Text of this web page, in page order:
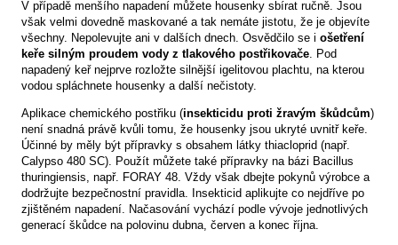
V případě menšího napadení můžete housenky sbírat ručně. Jsou
však velmi dovedně maskované a tak nemáte jistotu, že je objevíte
všechny. Nepolevujte ani v dalších dnech. Osvědčilo se i ošetření
keře silným proudem vody z tlakového postřikovače . Pod
napadený keř nejprve rozložte silnější igelitovou plachtu, na kterou
vodou spláchnete housenky a další nečistoty.
Aplikace chemického postřiku (insekticidu proti žravým škůdcům)
není snadná právě kvůli tomu, že housenky jsou ukryté uvnitř keře.
Účinné by měly být přípravky s obsahem látky thiacloprid (např.
Calypso 480 SC). Použít můžete také přípravky na bázi Bacillus
thuringiensis, např. FORAY 48. Vždy však dbejte pokynů výrobce a
dodržujte bezpečnostní pravidla. Insekticid aplikujte co nejdříve po
zjištěném napadení. Načasování vychází podle vývoje jednotlivých
generací škůdce na polovinu dubna, červen a konec října.